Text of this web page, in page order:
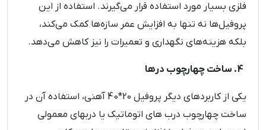
فلزی بسیار مورد استفاده قرار می‌گیرند. استفاده از این
پروفیل‌ها نه تنها به افزایش عمر سازه‌ها کمک می‌کند،
بلکه هزینه‌های نگهداری و تعمیرات را نیز کاهش می‌دهد.
یکی از کاربردهای دیگر پروفیل 20*40 آهنی، استفاده آن در
ساخت چهارچوب درب های اتوماتیک یا دربهای معمولی